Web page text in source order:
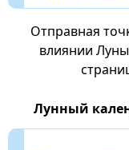
Отправная
влиянии
Лунный